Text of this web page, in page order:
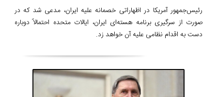
رئیس‌جمهور آمریکا در اظهاراتی خصمانه علیه ایران، مدعی شد که در
صورت از سرگیری برنامه هسته‌ای ایران، ایالات متحده احتمالاً دوباره
دست به اقدام نظامی علیه آن خواهد زد.